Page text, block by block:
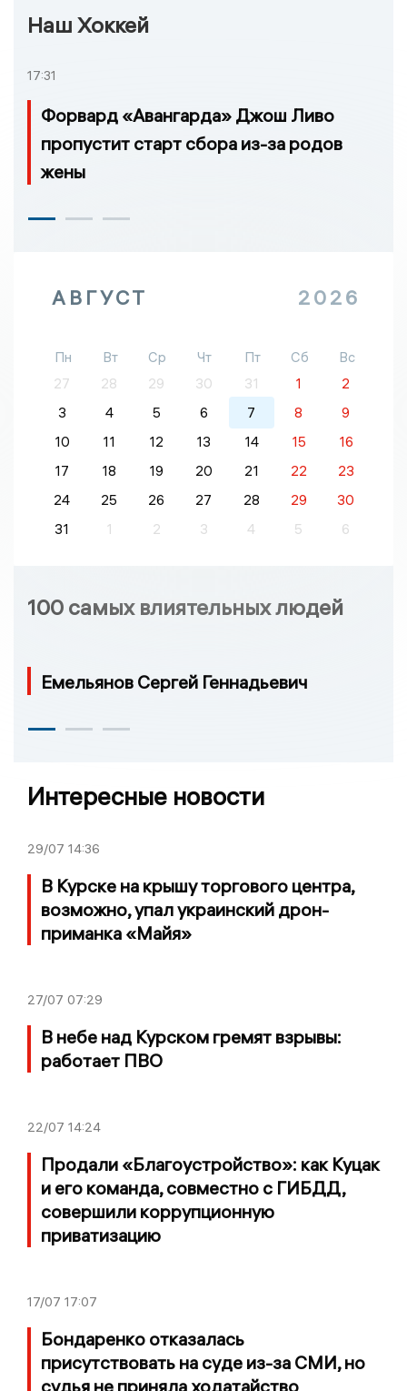
Наш Хоккей
17:31
Форвард «Авангарда» Джош Ливо
пропустит старт сбора из-за родов
жены
АВГУСТ 2026
Пн Вт Ср Чт Пт Сб
Вс
27
28 29 30 31 1
2
3
4 5 6 7 8
9
10
11 12 13 14 15
16
17
18 19 20 21 22
23
24
25 26 27 28 29
30
31
1 2 3 4 5 6
100 самых влиятельных людей
Емельянов Сергей Геннадьевич
Интересные новости
29/07 14:36
В Курске на крышу торгового центра,
возможно, упал украинский дрон-
приманка «Майя»
27/07 07:29
В небе над Курском гремят взрывы:
работает ПВО
22/07 14:24
Продали «Благоустройство»: как Куцак
и его команда, совместно с ГИБДД,
совершили коррупционную
приватизацию
17/07 17:07
Бондаренко отказалась
присутствовать на суде из-за СМИ, но
судья не приняла ходатайство